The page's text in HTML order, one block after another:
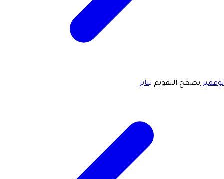
نوفمبرتصفح التقويم يناير